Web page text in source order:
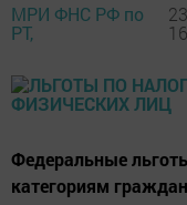
МРИ ФНС РФ по
РТ,
Федеральные
категориям граждан